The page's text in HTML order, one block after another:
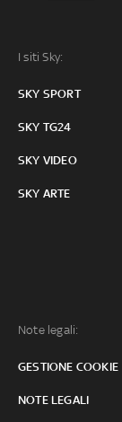
I siti Sky:
SKY SPORT
SKY TG24
SKY VIDEO
SKY ARTE
Note legali:
GESTIONE COOKIE
NOTE LEGALI